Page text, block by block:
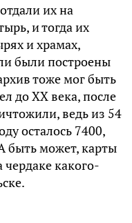
их на
и тогда их
и храмах,
были построены
тоже мог быть
до XX века, после
ведь из 54
осталось 7400,
быть может, карты
какого-